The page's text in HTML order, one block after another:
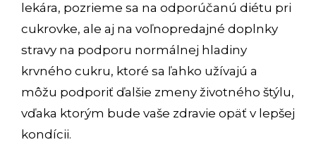
lekára, pozrieme sa na odporúčanú diétu pri
cukrovke, ale aj na voľnopredajné doplnky
stravy na podporu normálnej hladiny
krvného cukru, ktoré sa ľahko užívajú a
môžu podporiť ďalšie zmeny životného štýlu,
vďaka ktorým bude vaše zdravie opäť v lepšej
kondícii.